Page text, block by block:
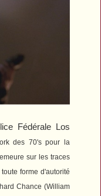
Fédérale Los
des 70'spour la
sur les traces
forme d'autorité
Chance (William